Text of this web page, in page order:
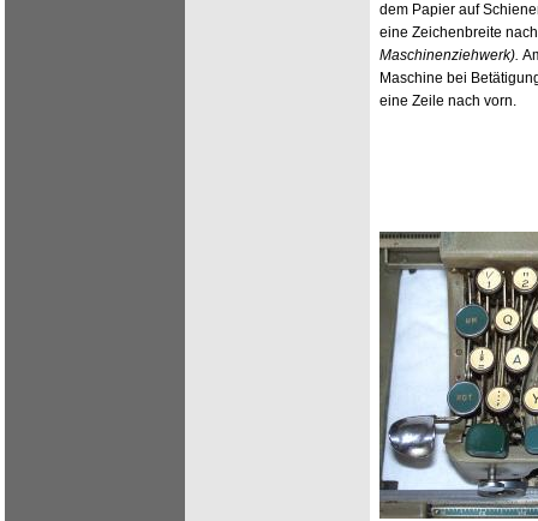
dem Papier auf
eine Zeichenbreite
Maschinenziehwerk).
Maschine bei
eine Zeile nach vorn.